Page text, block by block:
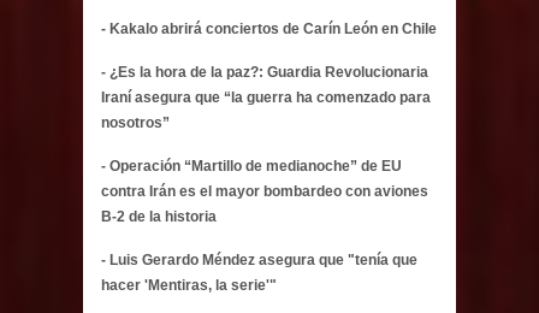
- Kakalo abrirá conciertos de Carín León en Chile
- ¿Es la hora de la paz?: Guardia Revolucionaria
Iraní asegura que “la guerra ha comenzado para
nosotros”
- Operación “Martillo de medianoche” de EU
contra Irán es el mayor bombardeo con aviones
B-2 de la historia
- Luis Gerardo Méndez asegura que "tenía que
hacer 'Mentiras, la serie'"